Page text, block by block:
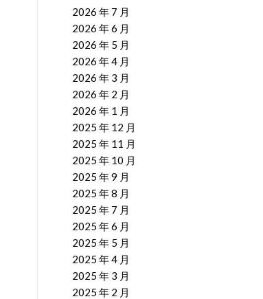
2026 年 7 月
2026 年 6 月
2026 年 5 月
2026 年 4 月
2026 年 3 月
2026 年 2 月
2026 年 1 月
2025 年 12 月
2025 年 11 月
2025 年 10 月
2025 年 9 月
2025 年 8 月
2025 年 7 月
2025 年 6 月
2025 年 5 月
2025 年 4 月
2025 年 3 月
2025 年 2 月